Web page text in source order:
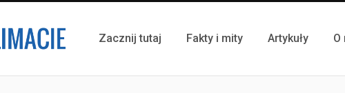
Zacznij tutaj Fakty i mity Artykuły O